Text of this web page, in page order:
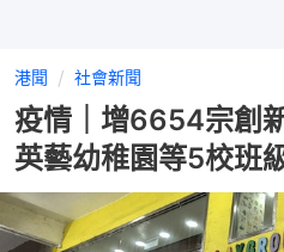
港聞 社會新聞
疫情｜增6654宗創
英藝幼稚園等5校班